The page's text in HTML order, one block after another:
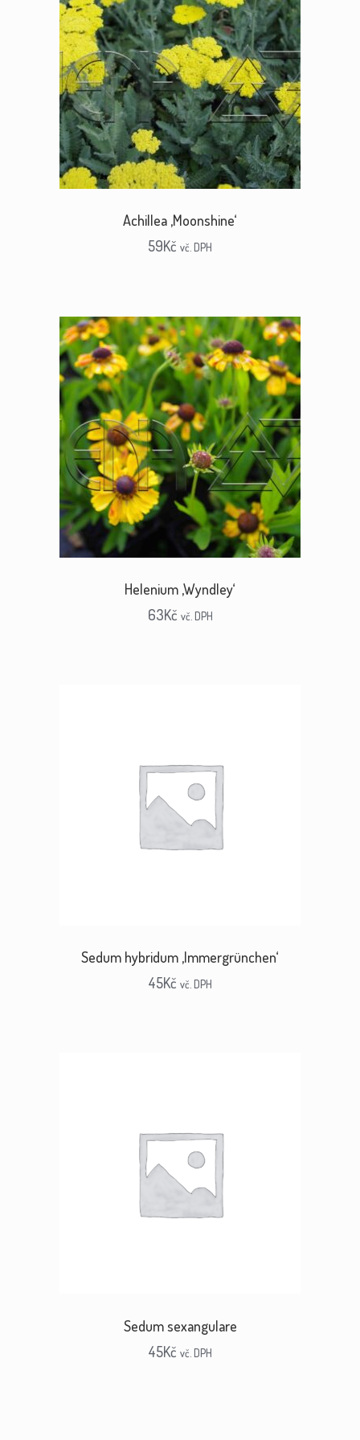
Achillea ‚Moonshine‘
59Kč vč. DPH
Helenium ‚Wyndley‘
63Kč vč. DPH
Sedum hybridum ‚Immergrünchen‘
45Kč vč. DPH
Sedum sexangulare
45Kč vč. DPH